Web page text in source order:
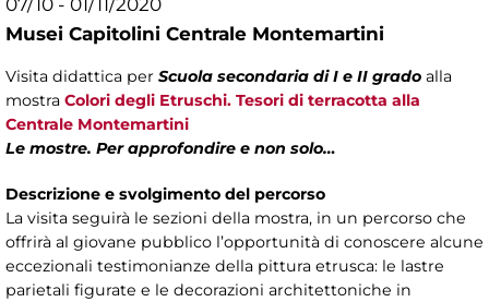
Musei Capitolini Centrale Montemartini
Visita didattica per Scuola secondaria di I e II grado alla
mostra Colori degli Etruschi. Tesori di terracotta alla
Centrale Montemartini
Le mostre. Per approfondire e non solo…
Descrizione e svolgimento del percorso
La visita seguirà le sezioni della mostra, in un percorso che
offrirà al giovane pubblico l’opportunità di conoscere alcune
eccezionali testimonianze della pittura etrusca: le lastre
parietali figurate e le decorazioni architettoniche in